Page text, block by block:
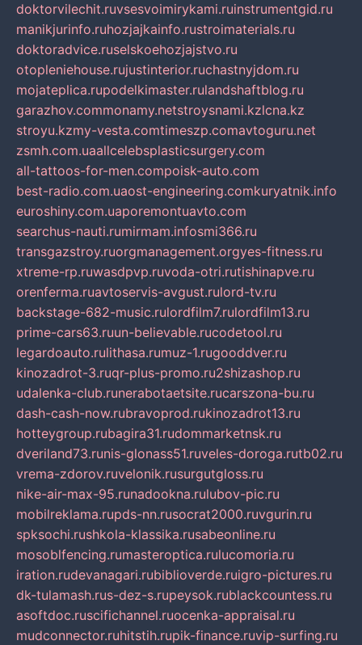
doktorvilechit.ruvsesvoimirykami.ruinstrumentgid.ru
manikjurinfo.ruhozjajkainfo.rustroimaterials.ru
doktoradvice.ruselskoehozjajstvo.ru
otopleniehouse.rujustinterior.ruchastnyjdom.ru
mojateplica.rupodelkimaster.rulandshaftblog.ru
garazhov.commonamy.netstroysnami.kzlcna.kz
stroyu.kzmy-vesta.comtimeszp.comavtoguru.net
zsmh.com.uaallcelebsplasticsurgery.com
all-tattoos-for-men.compoisk-auto.com
best-radio.com.uaost-engineering.comkuryatnik.info
euroshiny.com.uaporemontuavto.com
searchus-nauti.rumirmam.infosmi366.ru
transgazstroy.ruorgmanagement.orgyes-fitness.ru
xtreme-rp.ruwasdpvp.ruvoda-otri.rutishinapve.ru
orenferma.ruavtoservis-avgust.rulord-tv.ru
backstage-682-music.rulordfilm7.rulordfilm13.ru
prime-cars63.ruun-believable.rucodetool.ru
legardoauto.rulithasa.rumuz-1.rugooddver.ru
kinozadrot-3.ruqr-plus-promo.ru2shizashop.ru
udalenka-club.runerabotaetsite.rucarszona-bu.ru
dash-cash-now.rubravoprod.rukinozadrot13.ru
hotteygroup.rubagira31.rudommarketnsk.ru
dveriland73.runis-glonass51.ruveles-doroga.rutb02.ru
vrema-zdorov.ruvelonik.rusurgutgloss.ru
nike-air-max-95.runadookna.rulubov-pic.ru
mobilreklama.rupds-nn.rusocrat2000.ruvgurin.ru
spksochi.rushkola-klassika.rusabeonline.ru
mosoblfencing.rumasteroptica.rulucomoria.ru
iration.rudevanagari.rubiblioverde.ruigro-pictures.ru
dk-tulamash.rus-dez-s.rupeysok.rublackcountess.ru
asoftdoc.ruscifichannel.ruocenka-appraisal.ru
mudconnector.ruhitstih.rupik-finance.ruvip-surfing.ru